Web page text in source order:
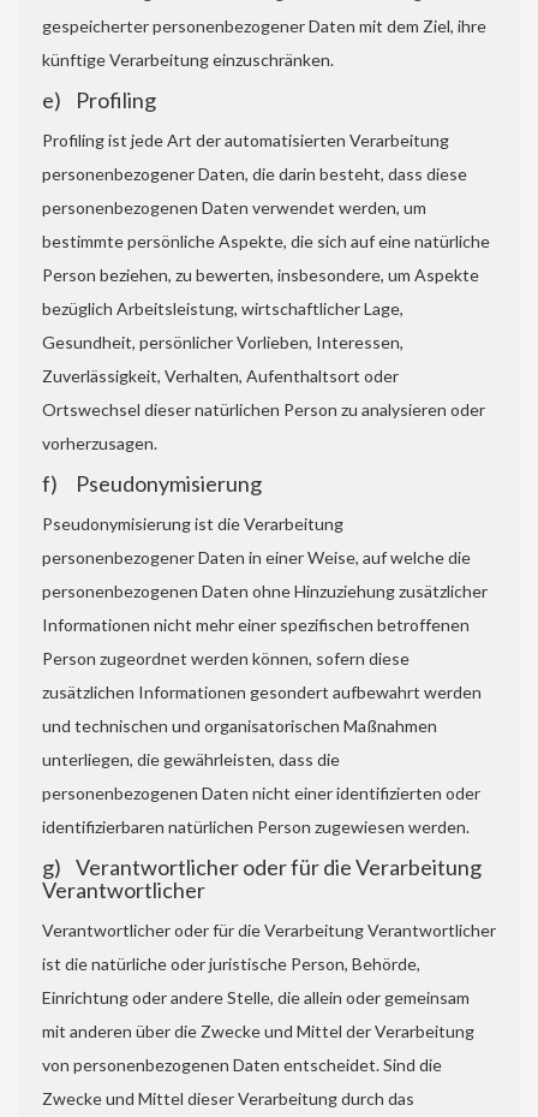
gespeicherter personenbezogener Daten mit dem Ziel, ihre
künftige Verarbeitung einzuschränken.
e) Profiling
Profiling ist jede Art der automatisierten Verarbeitung
personenbezogener Daten, die darin besteht, dass diese
personenbezogenen Daten verwendet werden, um
bestimmte persönliche Aspekte, die sich auf eine natürliche
Person beziehen, zu bewerten, insbesondere, um Aspekte
bezüglich Arbeitsleistung, wirtschaftlicher Lage,
Gesundheit, persönlicher Vorlieben, Interessen,
Zuverlässigkeit, Verhalten, Aufenthaltsort oder
Ortswechsel dieser natürlichen Person zu analysieren oder
vorherzusagen.
f) Pseudonymisierung
Pseudonymisierung ist die Verarbeitung
personenbezogener Daten in einer Weise, auf welche die
personenbezogenen Daten ohne Hinzuziehung zusätzlicher
Informationen nicht mehr einer spezifischen betroffenen
Person zugeordnet werden können, sofern diese
zusätzlichen Informationen gesondert aufbewahrt werden
und technischen und organisatorischen Maßnahmen
unterliegen, die gewährleisten, dass die
personenbezogenen Daten nicht einer identifizierten oder
identifizierbaren natürlichen Person zugewiesen werden.
g) Verantwortlicher oder für die Verarbeitung
Verantwortlicher
Verantwortlicher oder für die Verarbeitung Verantwortlicher
ist die natürliche oder juristische Person, Behörde,
Einrichtung oder andere Stelle, die allein oder gemeinsam
mit anderen über die Zwecke und Mittel der Verarbeitung
von personenbezogenen Daten entscheidet. Sind die
Zwecke und Mittel dieser Verarbeitung durch das